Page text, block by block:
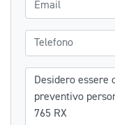
Telefono
Messaggio